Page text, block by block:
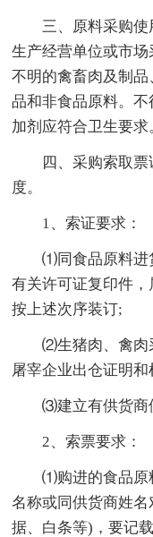
三、原料采购
生产经营单位或市
不明的禽畜肉及制
品和非食品原料。
加剂应符合卫生要求
四、采购索取
度。
1、索证要求：
⑴同食品原料进
有关许可证复印件
按上述次序装订;
⑵生猪肉、禽肉
屠宰企业出仓证明
⑶建立有供货商
2、索票要求：
⑴购进的食品原
名称或同供货商姓
据、白条等)，要记